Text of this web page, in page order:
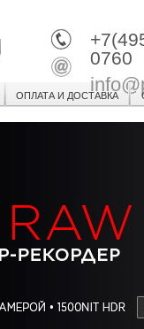
0760
ОПЛАТА И ДОСТАВКА